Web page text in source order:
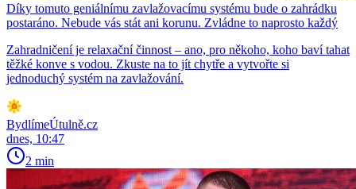
Díky tomuto geniálnímu zavlažovacímu systému bude o zahrádku
postaráno. Nebude vás stát ani korunu. Zvládne to naprosto každý
Zahradničení je relaxační činnost – ano, pro někoho, koho baví tahat
těžké konve s vodou. Zkuste na to jít chytře a vytvořte si
jednoduchý systém na zavlažování.
BydlímeÚtulně.cz
dnes, 10:47
2 min